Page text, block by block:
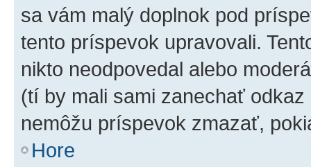
sa vám malý doplnok pod
tento príspevok upravovali.
nikto neodpovedal alebo
(tí by mali sami zanechať
nemôžu príspevok zmazať,
Hore